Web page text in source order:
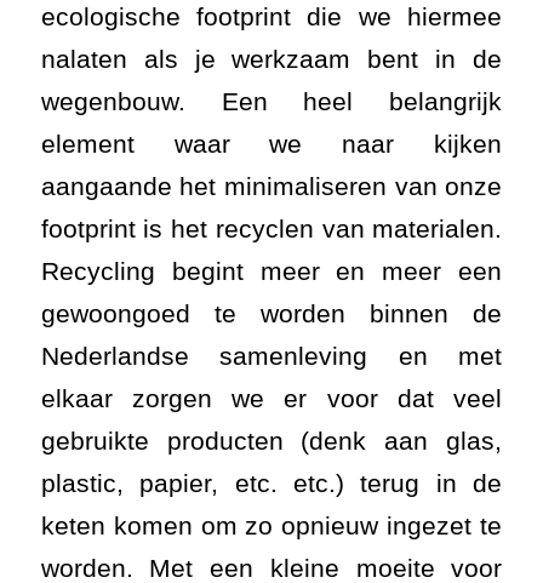
ecologische footprint die we hiermee
nalaten als je werkzaam bent in de
wegenbouw. Een heel belangrijk
element waar we naar kijken
aangaande het minimaliseren van onze
footprint is het recyclen van materialen.
Recycling begint meer en meer een
gewoongoed te worden binnen de
Nederlandse samenleving en met
elkaar zorgen we er voor dat veel
gebruikte producten (denk aan glas,
plastic, papier, etc. etc.) terug in de
keten komen om zo opnieuw ingezet te
worden. Met een kleine moeite voor